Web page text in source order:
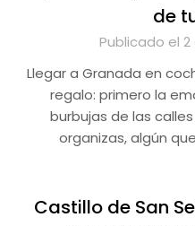
de
Publicado el
Llegar a Granada en
regalo: primero la
burbujas de las
organizas, algún
Castillo de San